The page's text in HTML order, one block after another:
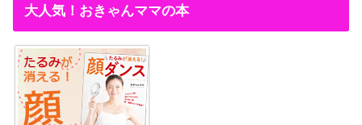
大人気！おきゃんママの本